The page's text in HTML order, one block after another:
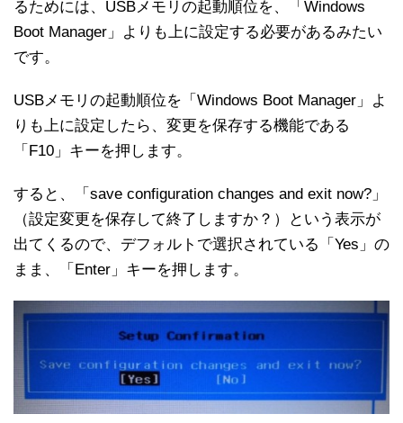
るためには、USBメモリの起動順位を、「Windows
Boot Manager」よりも上に設定する必要があるみたい
です。
USBメモリの起動順位を「Windows Boot Manager」よ
りも上に設定したら、変更を保存する機能である
「F10」キーを押します。
すると、「save configuration changes and exit now?」
（設定変更を保存して終了しますか？）という表示が
出てくるので、デフォルトで選択されている「Yes」の
まま、「Enter」キーを押します。